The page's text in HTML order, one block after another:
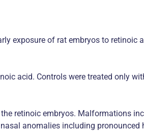
exposure of rat embryos to retinoic
acid. Controls were treated only
retinoic embryos. Malformations
anomalies including pronounced